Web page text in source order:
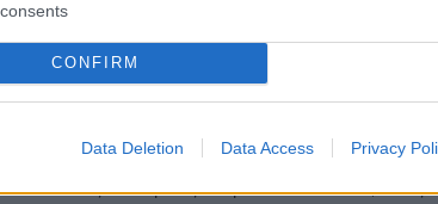
CONFIRM
Data Deletion Data Access Privacy
κατήγγειλαν πατέρα
εργασία και
κατήγγειλαν πως ο πατέρας και ο γιος,
2023 έως και αρχές Μαρτίου του 2024, τους